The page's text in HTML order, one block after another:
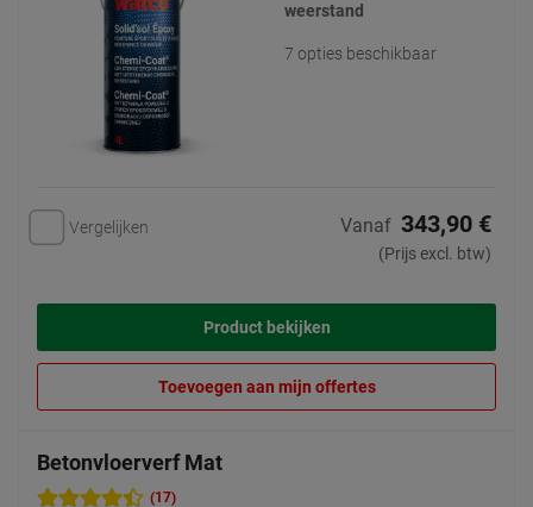
weerstand
7 opties beschikbaar
Vergelijken Vanaf 343,90 €
(Prijs excl. btw)
Product bekijken
Toevoegen aan mijn offertes
Betonvloerverf Mat
(17)